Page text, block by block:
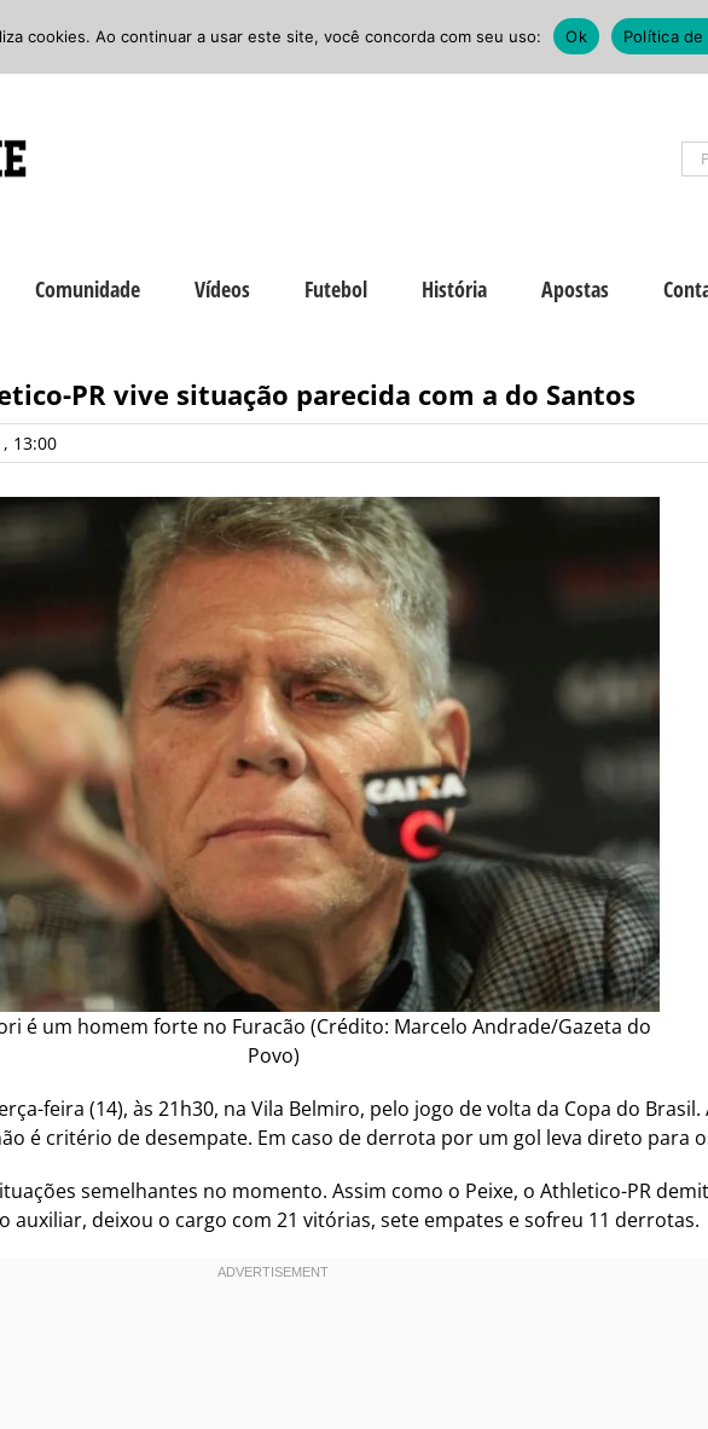
Comunidade Vídeos Futebol História Apostas
PR vive situação parecida com a do Santos
13:00
é um homem forte no Furacão (Crédito: Marcelo Andrade/Gazeta do
Povo)
feira (14), às 21h30, na Vila Belmiro, pelo jogo de volta da Copa do
é critério de desempate. Em caso de derrota por um gol leva direto para
semelhantes no momento. Assim como o Peixe, o Athletico-PR
auxiliar, deixou o cargo com 21 vitórias, sete empates e sofreu 11 derrotas.
cookies. Ao continuar a usar este site, você concorda com seu uso: Ok Política de